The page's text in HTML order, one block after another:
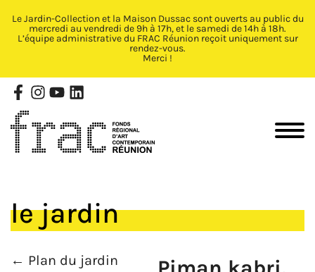
Fermer X
Le Jardin-Collection et la Maison Dussac sont ouverts au public du
mercredi au vendredi de 9h à 17h, et le samedi de 14h à 18h.
L’équipe administrative du FRAC Réunion reçoit uniquement sur
rendez-vous.
Merci !
le jardin
← Plan du jardin